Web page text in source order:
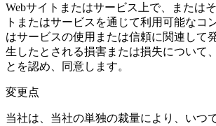
Webサイトまたはサービス上で、または
トまたはサービスを通じて利用可能なコ
はサービスの使用または信頼に関連して
生したとされる損害または損失について
とを認め、同意します。
変更点
当社は、当社の単独の裁量により、いつ